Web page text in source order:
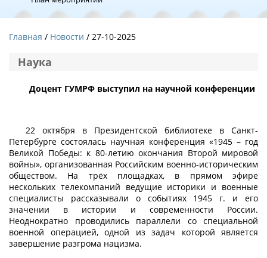
Главная Новости / 27-10-2025
Наука
Доцент ГУМРФ выступил на научной конференции
22 октября в Президентской библиотеке в Санкт-
Петербурге состоялась научная конференция «1945 – год
Великой Победы: к 80-летию окончания Второй мировой
войны», организованная Российским военно-историческим
обществом. На трёх площадках, в прямом эфире
нескольких телекомпаний ведущие историки и военные
специалисты рассказывали о событиях 1945 г. и его
значении в истории и современности России.
Неоднократно проводились параллели со специальной
военной операцией, одной из задач которой является
завершение разгрома нацизма.